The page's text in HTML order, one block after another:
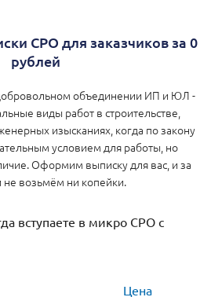
СРО для заказчиков за 0
рублей
объединении ИП и ЮЛ -
виды работ в строительстве,
изысканиях, когда по закону
условием для работы, но
Оформим выписку для вас, и за
не возьмём ни копейки.
вступаете в микро СРО с
Цена